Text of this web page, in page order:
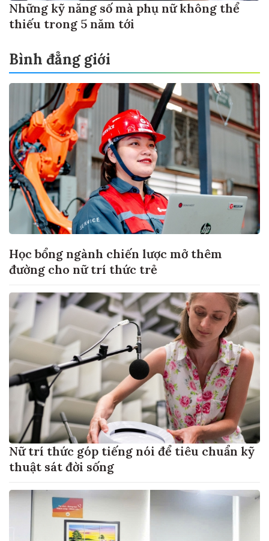
Những kỹ năng số mà phụ nữ không thể
thiếu trong 5 năm tới
Bình đẳng giới
Học bổng ngành chiến lược mở thêm
đường cho nữ trí thức trẻ
Nữ trí thức góp tiếng nói để tiêu chuẩn kỹ
thuật sát đời sống